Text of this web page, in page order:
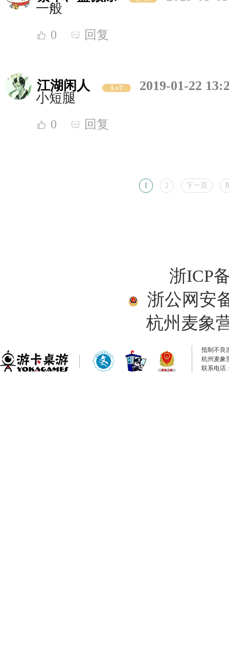
一般
0 回复
江湖闲人 Lv7
2019-01-22
小短腿
0 回复
1 2 下一页
浙ICP
浙公网安
杭州麦象
抵制不良
杭州麦象
联系电话